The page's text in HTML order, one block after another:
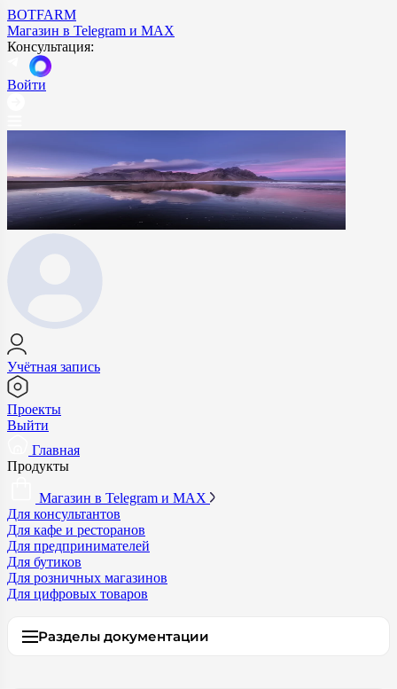
BOTFARM
Магазин в Telegram и MAX
Консультация:
Войти
Учётная запись
Проекты
Выйти
Главная
Продукты
Магазин в Telegram и MAX
Для консультантов
Для кафе и ресторанов
Для предпринимателей
Для бутиков
Для розничных магазинов
Для цифровых товаров
Разделы документации